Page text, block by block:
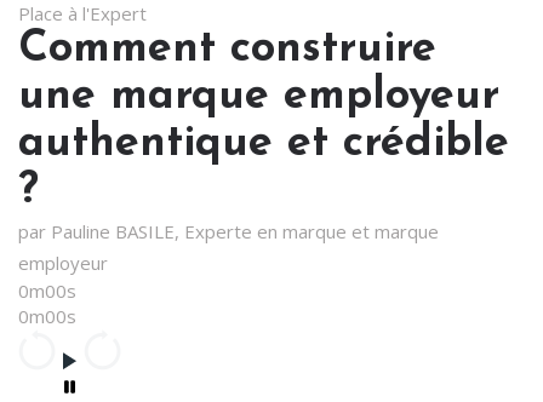
Place à l'Expert
Comment construire
une marque employeur
authentique et crédible
?
par Pauline BASILE, Experte en marque et marque
employeur
0m00s
0m00s